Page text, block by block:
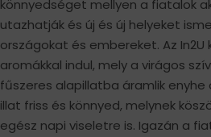
könnyedséget mellyen a fiatalok
utazhatják és új és új helyeket
országokat és embereket. Az In2U
aromákkal indul, mely a virágos
fűszeres alapillatba áramlik enyhe
illat friss és könnyed, melynek
egész napi viseletre is. Igazán a